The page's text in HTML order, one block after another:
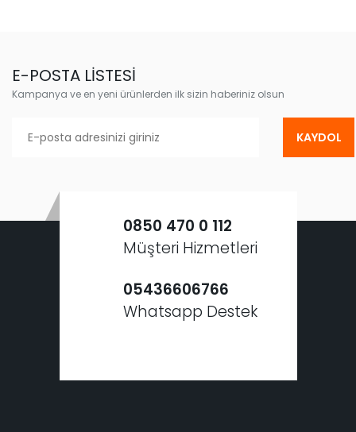
E-POSTA LİSTESİ
Kampanya ve en yeni ürünlerden ilk sizin haberiniz olsun
KAYDOL
0850 470 0 112
Müşteri Hizmetleri
05436606766
Whatsapp Destek